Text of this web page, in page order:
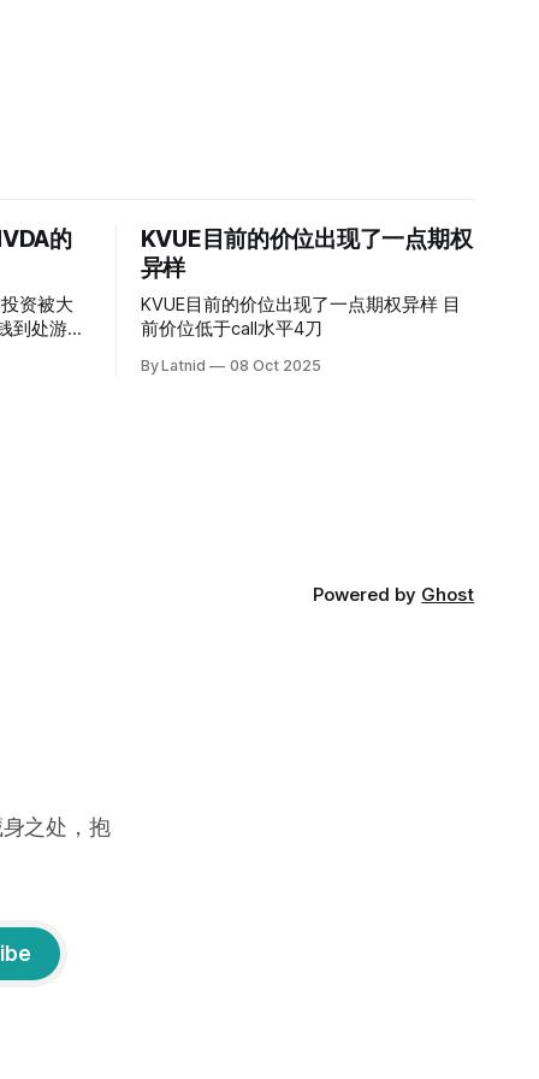
的
资被大
KVUE目前的价位出现了一点期权
异样
KVUE目前的价位出现了一点期权异样 目
前价位低于call水平4刀
By Latnid 08 Oct 2025
Powered by Ghost
之处，抱